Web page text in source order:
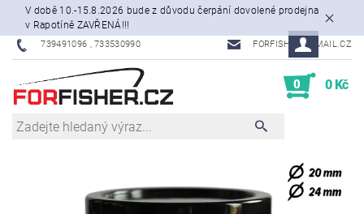
V době 10.-15.8.2026 bude z důvodu čerpání dovolené prodejna
v Rapotíně ZAVŘENÁ!!!
739491096 , 733530990 FORFISHER@EMAIL.CZ
0 0 Kč